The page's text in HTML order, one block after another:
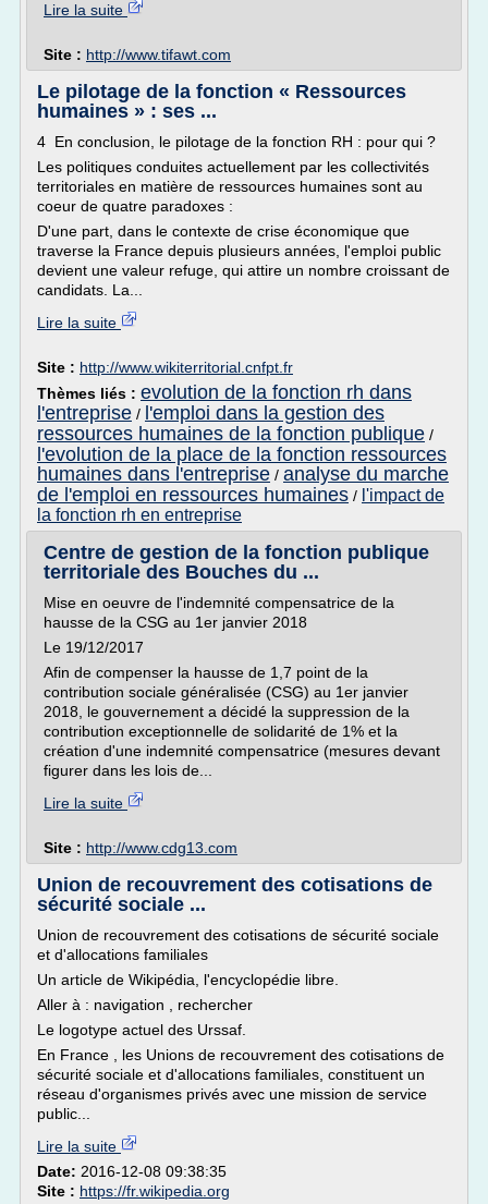
Lire la suite
Site : http://www.tifawt.com
Le pilotage de la fonction « Ressources
humaines » : ses ...
4 En conclusion, le pilotage de la fonction RH : pour qui ?
Les politiques conduites actuellement par les collectivités
territoriales en matière de ressources humaines sont au
coeur de quatre paradoxes :
D'une part, dans le contexte de crise économique que
traverse la France depuis plusieurs années, l'emploi public
devient une valeur refuge, qui attire un nombre croissant de
candidats. La...
Lire la suite
Site : http://www.wikiterritorial.cnfpt.fr
Thèmes liés : evolution de la fonction rh dans
l'entreprise / l'emploi dans la gestion des
ressources humaines de la fonction publique /
l'evolution de la place de la fonction ressources
humaines dans l'entreprise / analyse du marche
de l'emploi en ressources humaines / l'impact de
la fonction rh en entreprise
Centre de gestion de la fonction publique
territoriale des Bouches du ...
Mise en oeuvre de l'indemnité compensatrice de la
hausse de la CSG au 1er janvier 2018
Le 19/12/2017
Afin de compenser la hausse de 1,7 point de la
contribution sociale généralisée (CSG) au 1er janvier
2018, le gouvernement a décidé la suppression de la
contribution exceptionnelle de solidarité de 1% et la
création d'une indemnité compensatrice (mesures devant
figurer dans les lois de...
Lire la suite
Site : http://www.cdg13.com
Union de recouvrement des cotisations de
sécurité sociale ...
Union de recouvrement des cotisations de sécurité sociale
et d'allocations familiales
Un article de Wikipédia, l'encyclopédie libre.
Aller à : navigation , rechercher
Le logotype actuel des Urssaf.
En France , les Unions de recouvrement des cotisations de
sécurité sociale et d'allocations familiales, constituent un
réseau d'organismes privés avec une mission de service
public...
Lire la suite
Date: 2016-12-08 09:38:35
Site : https://fr.wikipedia.org